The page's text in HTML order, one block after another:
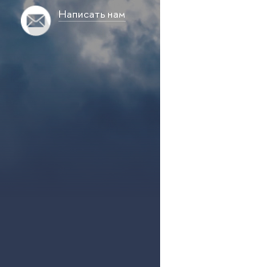
Написать нам